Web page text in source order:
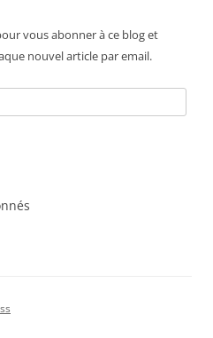
vous abonner à ce blog et
nouvel article par email.